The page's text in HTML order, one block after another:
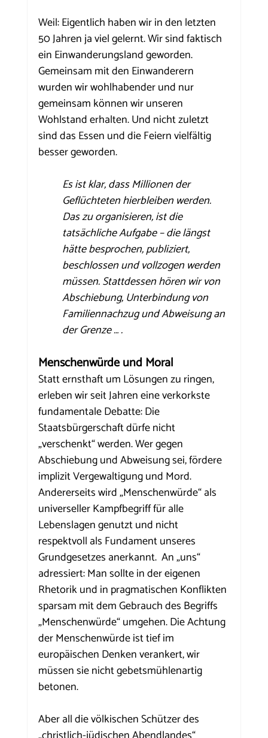
Weil: Eigentlich haben wir in den letzten
50 Jahren ja viel gelernt. Wir sind faktisch
ein Einwanderungsland geworden.
Gemeinsam mit den Einwanderern
wurden wir wohlhabender und nur
gemeinsam können wir unseren
Wohlstand erhalten. Und nicht zuletzt
sind das Essen und die Feiern vielfältig
besser geworden.
Es ist klar, dass Millionen der
Geflüchteten hierbleiben werden.
Das zu organisieren, ist die
tatsächliche Aufgabe – die längst
hätte besprochen, publiziert,
beschlossen und vollzogen werden
müssen. Stattdessen hören wir von
Abschiebung, Unterbindung von
Familiennachzug und Abweisung an
der Grenze … .
Menschenwürde und Moral
Statt ernsthaft um Lösungen zu ringen,
erleben wir seit Jahren eine verkorkste
fundamentale Debatte: Die
Staatsbürgerschaft dürfe nicht
„verschenkt“ werden. Wer gegen
Abschiebung und Abweisung sei, fördere
implizit Vergewaltigung und Mord.
Andererseits wird „Menschenwürde“ als
universeller Kampfbegriff für alle
Lebenslagen genutzt und nicht
respektvoll als Fundament unseres
Grundgesetzes anerkannt.  An „uns“
adressiert: Man sollte in der eigenen
Rhetorik und in pragmatischen Konflikten
sparsam mit dem Gebrauch des Begriffs
„Menschenwürde“ umgehen. Die Achtung
der Menschenwürde ist tief im
europäischen Denken verankert, wir
müssen sie nicht gebetsmühlenartig
betonen.
Aber all die völkischen Schützer des